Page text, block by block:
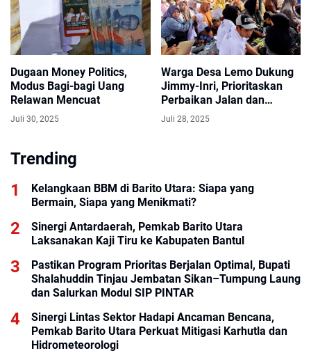
Dugaan Money Politics,
Modus Bagi-bagi Uang
Relawan Mencuat
Juli 30, 2025
Warga Desa Lemo Dukung
Jimmy-Inri, Prioritaskan
Perbaikan Jalan dan
Lanjutan Pembangunan
Juli 28, 2025
Trending
Kelangkaan BBM di Barito Utara: Siapa yang
Bermain, Siapa yang Menikmati?
Sinergi Antardaerah, Pemkab Barito Utara
Laksanakan Kaji Tiru ke Kabupaten Bantul
Pastikan Program Prioritas Berjalan Optimal, Bupati
Shalahuddin Tinjau Jembatan Sikan–Tumpung Laung
dan Salurkan Modul SIP PINTAR
Sinergi Lintas Sektor Hadapi Ancaman Bencana,
Pemkab Barito Utara Perkuat Mitigasi Karhutla dan
Hidrometeorologi